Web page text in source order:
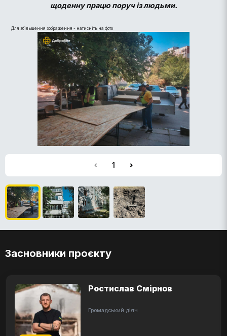
щоденну працю поруч із людьми.
Для збільшення зображення - натисніть на фото
1
Засновники проєкту
Ростислав Смірнов
Громадський діяч